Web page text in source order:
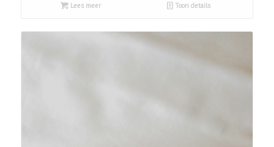
Lees meer Toon details